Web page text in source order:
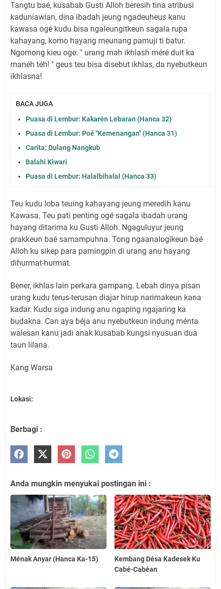
Tangtu baé, kusabab Gusti Alloh beresih tina atribusi
kaduniawian, dina ibadah jeung ngadeuheus kanu
kawasa ogé kudu bisa ngaleungitkeun sagala rupa
kahayang, komo hayang meunang pamuji ti batur.
Ngomong kieu oge: " urang mah ikhlash méré duit ka
manéh téh! " geus teu bisa disebut ikhlas, da nyebutkeun
ikhlasna!
BACA JUGA
Puasa di Lembur: Kakarén Lebaran (Hanca 32)
Puasa di Lembur: Poé "Kemenangan" (Hanca 31)
Carita: Dulang Nangkub
Balahi Kiwari
Puasa di Lembur: Halalbihalal (Hanca 33)
Teu kudu loba teuing kahayang jeung meredih kanu
Kawasa. Teu pati penting ogé sagala ibadah urang
hayang ditarima ku Gusti Alloh. Ngaguluyur jeung
prakkeun baé samampuhna. Tong ngaanalogikeun baé
Alloh ku sikep para pamingpin di urang anu hayang
dihurmat-hurmat.
Bener, ikhlas lain perkara gampang. Lebah dinya pisan
urang kudu terus-terusan diajar hirup narimakeun kana
kadar. Kudu siga indung anu ngaping ngajaring ka
budakna. Can aya béja anu nyebutkeun indung ménta
walesan kanu jadi anak kusabab kungsi nyusuan dua
taun lilana.
Kang Warsa
Lokasi:
Berbagi :
Anda mungkin menyukai postingan ini :
Ménak Anyar (Hanca Ka-15)
Kembang Désa Kadesek Ku
Cabé-Cabéan